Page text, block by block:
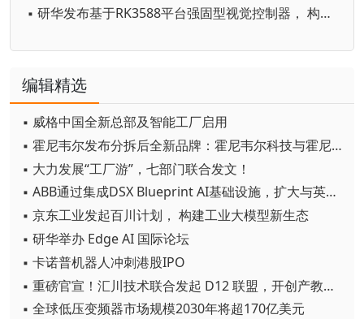
▪ 研华发布基于RK3588平台强固型视觉控制器， 构建边缘视觉AI新底座
编辑精选
▪ 威格中国全新总部及智能工厂启用
▪ 霍尼韦尔发布分拆后全新品牌：霍尼韦尔科技与霍尼韦尔航空航天
▪ 大力发展“工厂游”，七部门联合发文！
▪ ABB通过集成DSX Blueprint AI基础设施，扩大与英伟达的合作
▪ 京东工业发起百川计划， 构建工业大模型新生态
▪ 研华举办 Edge AI 国际论坛
▪ 卡诺普机器人冲刺港股IPO
▪ 重磅官宣！汇川技术联合发起 D12 联盟，开创产教融合新范式
▪ 全球低压变频器市场规模2030年将超170亿美元